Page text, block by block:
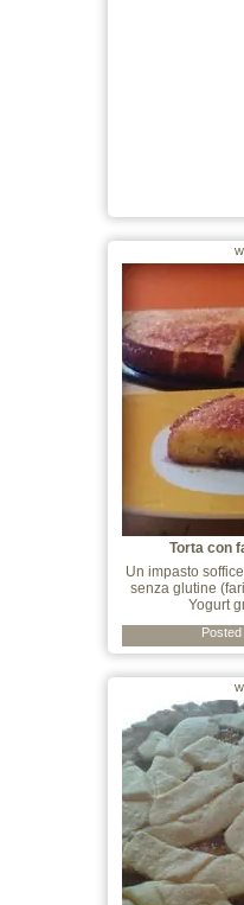
Torta con
Un impasto
senza glutine
Yogurt